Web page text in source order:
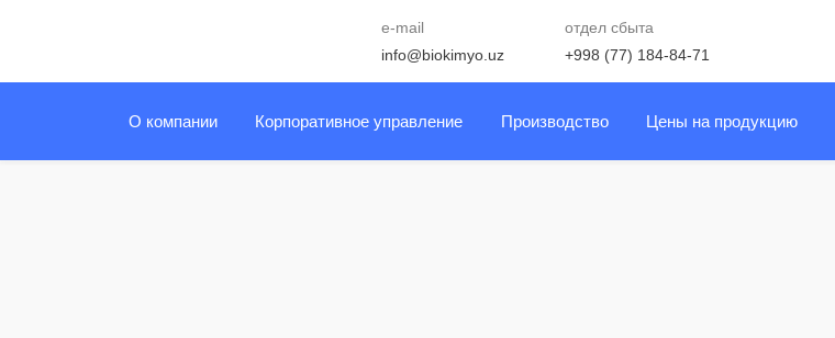
e-mail
info@biokimyo.uz
отдел сбыта
+998 (77) 184-84-71
О компании Корпоративное управление Производство Цены на продукцию